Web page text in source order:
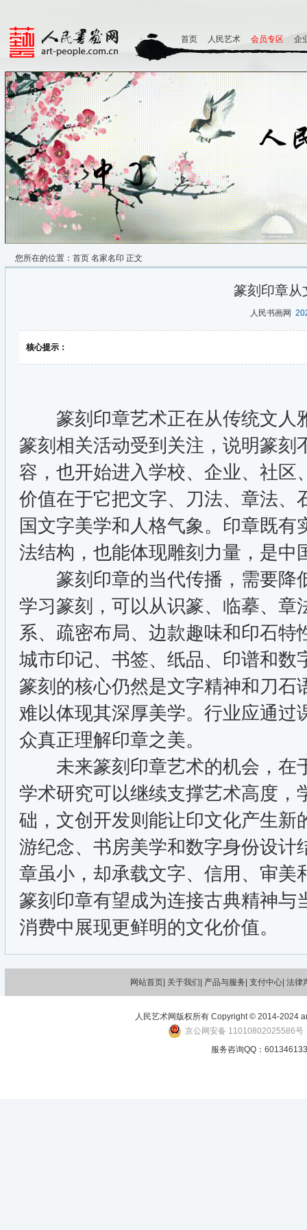
首页 人民艺术 会员专区 企
您所在的位置： 首页 名家名印 正文
篆刻印章从
人民书画网
核心提示：
篆刻印章艺术正在从传统文人
篆刻相关活动受到关注，说明篆
容，也开始进入学校、企业、社
价值在于它把文字、刀法、章法
国文字美学和人格气象。印章既
法结构，也能体现雕刻力量，是中
篆刻印章的当代传播，需要降
学习篆刻，可以从识篆、临摹、
系、疏密布局、边款趣味和印石
城市印记、书签、纸品、印谱和
篆刻的核心仍然是文字精神和刀
难以体现其深厚美学。行业应通
众真正理解印章之美。
未来篆刻印章艺术的机会，在
学术研究可以继续支撑艺术高度
础，文创开发则能让印文化产生
游纪念、书房美学和数字身份设
章虽小，却承载文字、信用、审
篆刻印章有望成为连接古典精神
消费中展现更鲜明的文化价值。
网站首页| 关于我们 | 产品与服务| 支付中心| 法
人民艺术网版权所有 Copyright © 2014-
京公网安备 11010802025586号
服务咨询QQ：